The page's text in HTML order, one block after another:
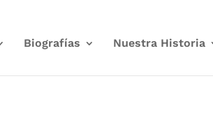
Biografías Nuestra Historia